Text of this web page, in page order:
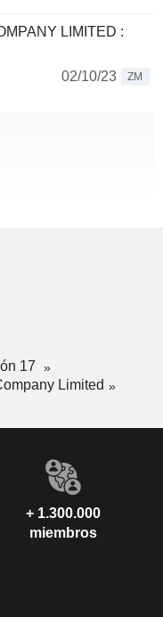
LIMITED :
02/10/23
ZM
17
Limited
+ 1.300.000
miembros